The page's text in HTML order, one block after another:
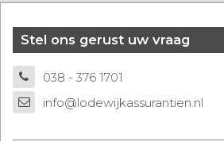
Stel ons gerust uw vraag
038 - 376 1701
info@lodewijkassurantien.nl